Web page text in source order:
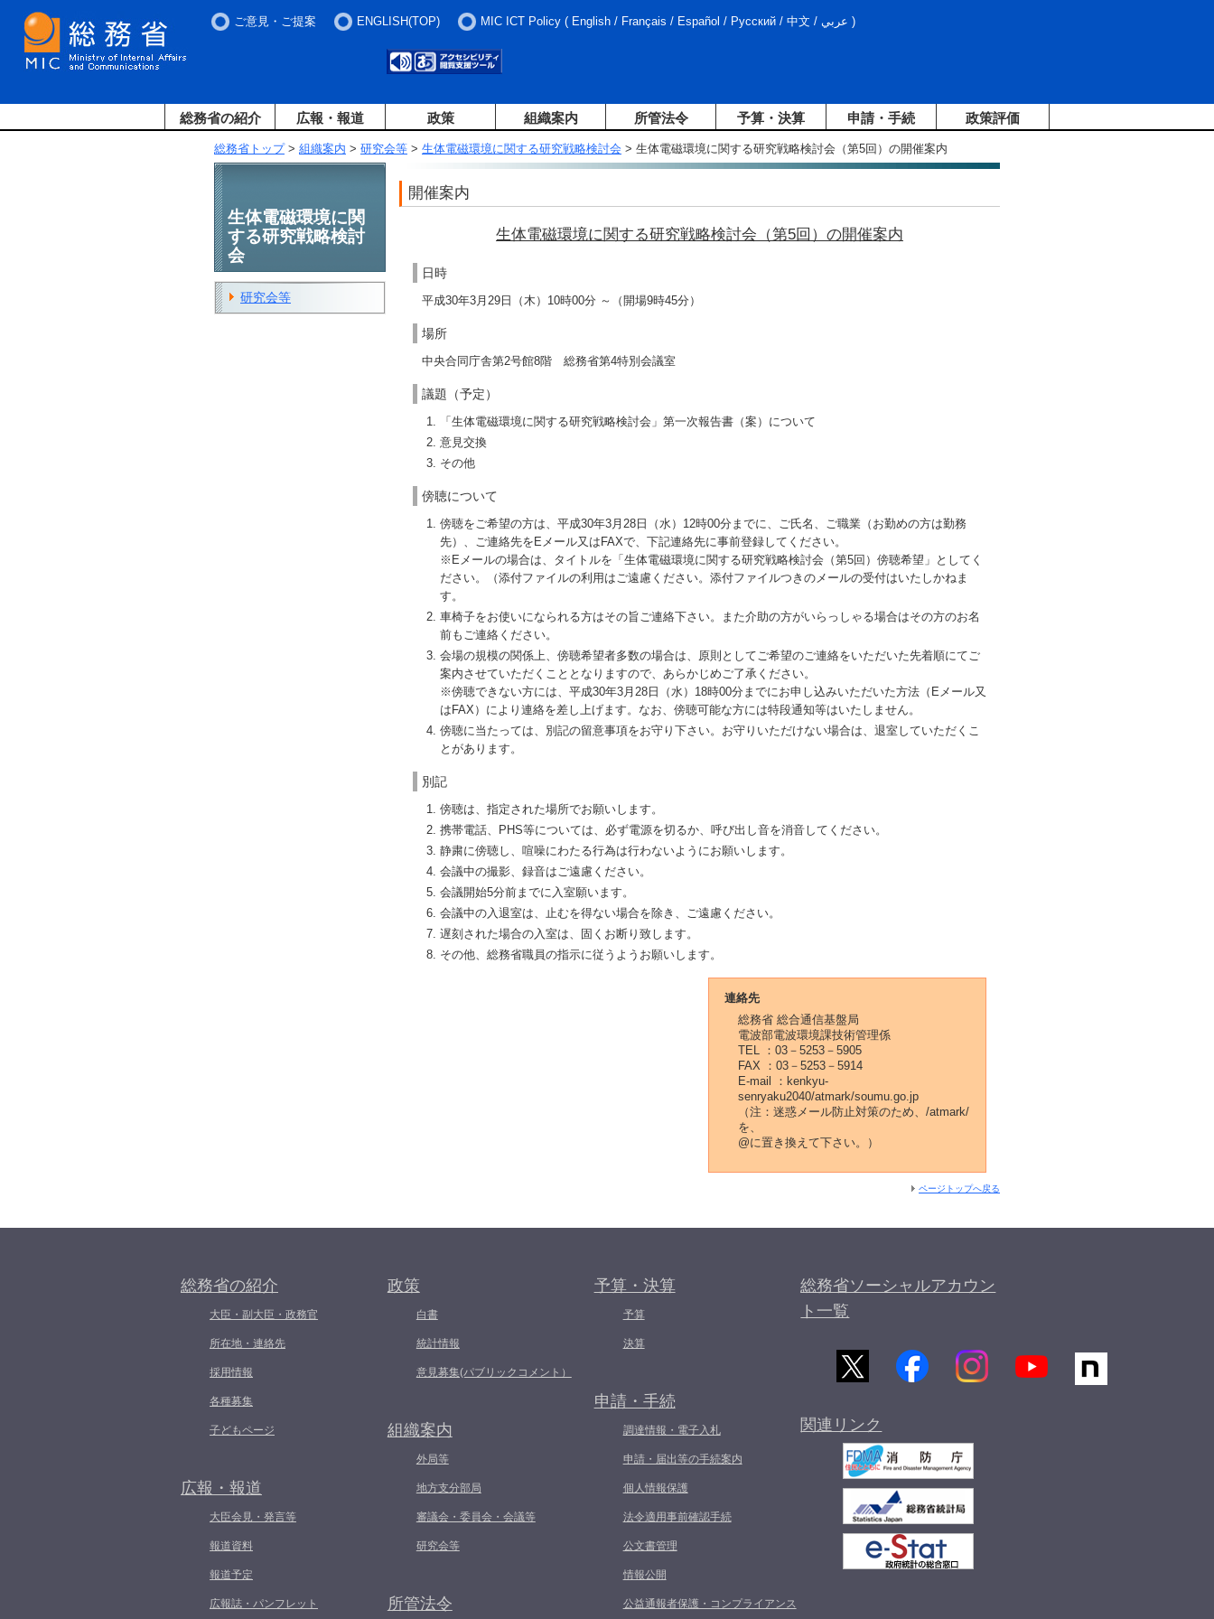
ご意見・ご提案 ENGLISH(TOP) MIC ICT Policy ( English / Français / Español / Русский / 中文 / عربي )
総務省の紹介 広報・報道 政策 組織案内 所管法令 予算・決算 申請・手続 政策評価
総務省トップ> 組織案内 > 研究会等 > 生体電磁環境に関する研究戦略検討会 > 生体電磁環境に関する研究戦略検討会（第5回）の開催案内
開催案内
生体電磁環境に関する研究戦略検討会（第5回）の開催案内
日時
平成30年3月29日（木）10時00分 ～（開場9時45分）
場所
中央合同庁舎第2号館8階 総務省第4特別会議室
議題（予定）
「生体電磁環境に関する研究戦略検討会」第一次報告書（案）について
意見交換
その他
傍聴について
傍聴をご希望の方は、平成30年3月28日（水）12時00分までに、ご氏名、ご職業（お勤めの方は勤務
先）、ご連絡先をEメール又はFAXで、下記連絡先に事前登録してください。
※Eメールの場合は、タイトルを「生体電磁環境に関する研究戦略検討会（第5回）傍聴希望」としてく
ださい。（添付ファイルの利用はご遠慮ください。添付ファイルつきのメールの受付はいたしかねま
す。
車椅子をお使いになられる方はその旨ご連絡下さい。また介助の方がいらっしゃる場合はその方のお名
前もご連絡ください。
会場の規模の関係上、傍聴希望者多数の場合は、原則としてご希望のご連絡をいただいた先着順にてご
案内させていただくこととなりますので、あらかじめご了承ください。
※傍聴できない方には、平成30年3月28日（水）18時00分までにお申し込みいただいた方法（Eメール又
はFAX）により連絡を差し上げます。なお、傍聴可能な方には特段通知等はいたしません。
傍聴に当たっては、別記の留意事項をお守り下さい。お守りいただけない場合は、退室していただくこ
とがあります。
別記
傍聴は、指定された場所でお願いします。
携帯電話、PHS等については、必ず電源を切るか、呼び出し音を消音してください。
静粛に傍聴し、喧噪にわたる行為は行わないようにお願いします。
会議中の撮影、録音はご遠慮ください。
会議開始5分前までに入室願います。
会議中の入退室は、止むを得ない場合を除き、ご遠慮ください。
遅刻された場合の入室は、固くお断り致します。
その他、総務省職員の指示に従うようお願いします。
連絡先
総務省 総合通信基盤局
電波部電波環境課技術管理係
TEL ：03－5253－5905
FAX ：03－5253－5914
E-mail ：kenkyu-
senryaku2040/atmark/soumu.go.jp
（注：迷惑メール防止対策のため、/atmark/
を、
@に置き換えて下さい。）
ページトップへ戻る
生体電磁環境に関
する研究戦略検討
会
研究会等
総務省の紹介
大臣・副大臣・政務官
所在地・連絡先
採用情報
各種募集
子どもページ
広報・報道
大臣会見・発言等
報道資料
報道予定
広報誌・パンフレット
政策
白書
統計情報
意見募集(パブリックコメント）
組織案内
外局等
地方支分部局
審議会・委員会・会議等
研究会等
所管法令
予算・決算
予算
決算
申請・手続
調達情報・電子入札
申請・届出等の手続案内
個人情報保護
法令適用事前確認手続
公文書管理
情報公開
公益通報者保護・コンプライアンス
総務省ソーシャルアカウン
ト一覧
関連リンク